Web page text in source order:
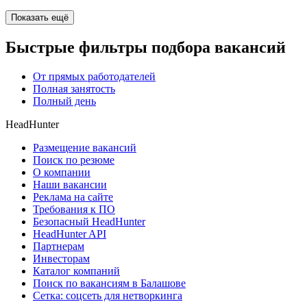
Показать ещё
Быстрые фильтры подбора вакансий
От прямых работодателей
Полная занятость
Полный день
HeadHunter
Размещение вакансий
Поиск по резюме
О компании
Наши вакансии
Реклама на сайте
Требования к ПО
Безопасный HeadHunter
HeadHunter API
Партнерам
Инвесторам
Каталог компаний
Поиск по вакансиям в Балашове
Сетка: соцсеть для нетворкинга